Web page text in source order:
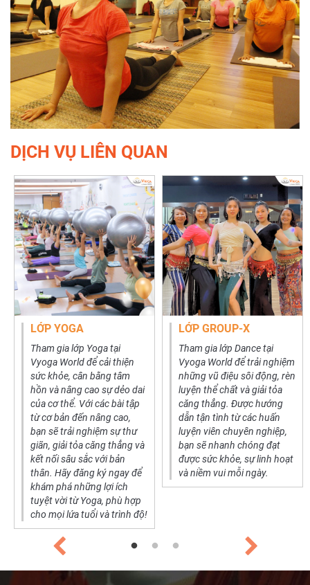
DỊCH VỤ LIÊN QUAN
LỚP YOGA
Tham gia lớp Yoga tại
Vyoga World để cải thiện
sức khỏe, cân bằng tâm
hồn và nâng cao sự dẻo dai
của cơ thể. Với các bài tập
từ cơ bản đến nâng cao,
bạn sẽ trải nghiệm sự thư
giãn, giải tỏa căng thẳng và
kết nối sâu sắc với bản
thân. Hãy đăng ký ngay để
khám phá những lợi ích
tuyệt vời từ Yoga, phù hợp
cho mọi lứa tuổi và trình độ!
LỚP GROUP-X
Tham gia lớp Dance tại
Vyoga World để trải nghiệm
những vũ điệu sôi động, rèn
luyện thể chất và giải tỏa
căng thẳng. Được hướng
dẫn tận tình từ các huấn
luyện viên chuyên nghiệp,
bạn sẽ nhanh chóng đạt
được sức khỏe, sự linh hoạt
và niềm vui mỗi ngày.